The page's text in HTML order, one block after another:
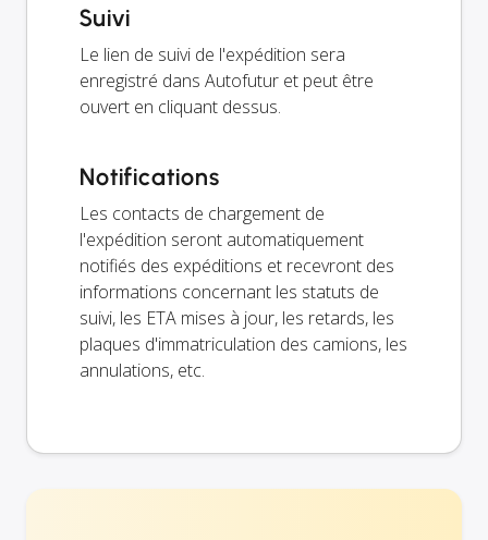
Suivi
Le lien de suivi de l'expédition sera
enregistré dans Autofutur et peut être
ouvert en cliquant dessus.
Notifications
Les contacts de chargement de
l'expédition seront automatiquement
notifiés des expéditions et recevront des
informations concernant les statuts de
suivi, les ETA mises à jour, les retards, les
plaques d'immatriculation des camions, les
annulations, etc.